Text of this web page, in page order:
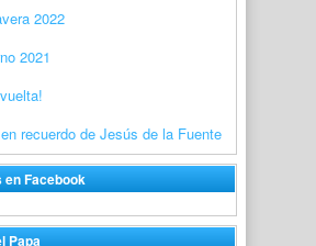
2022
2021
recuerdo de Jesús de la Fuente
en Facebook
Papa